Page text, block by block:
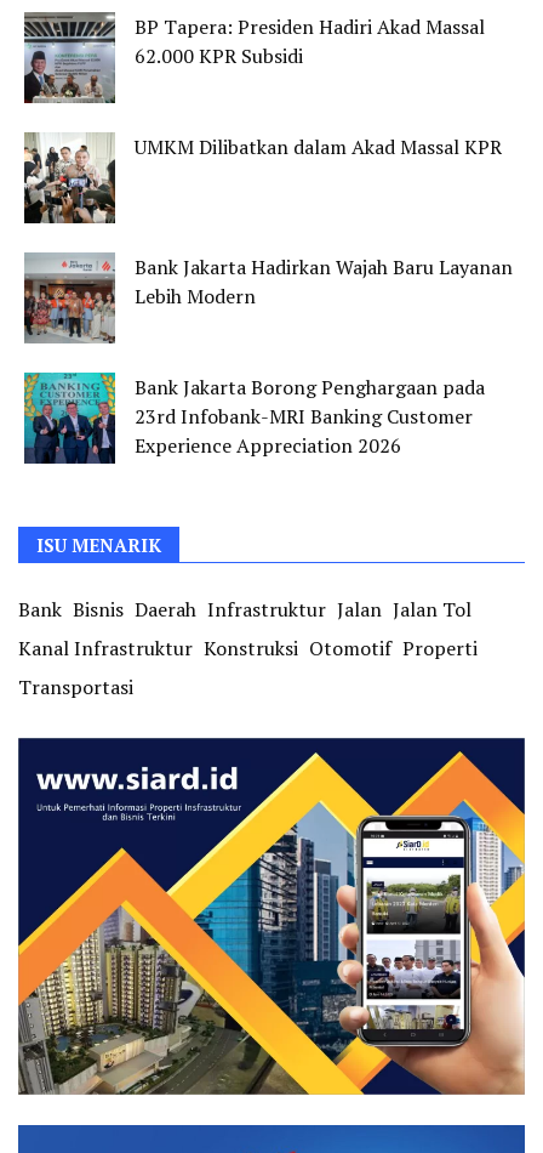
BP Tapera: Presiden Hadiri Akad Massal
62.000 KPR Subsidi
UMKM Dilibatkan dalam Akad Massal KPR
Bank Jakarta Hadirkan Wajah Baru Layanan
Lebih Modern
Bank Jakarta Borong Penghargaan pada
23rd Infobank-MRI Banking Customer
Experience Appreciation 2026
ISU MENARIK
Bank Bisnis Daerah Infrastruktur Jalan Jalan Tol
Kanal Infrastruktur Konstruksi Otomotif Properti
Transportasi